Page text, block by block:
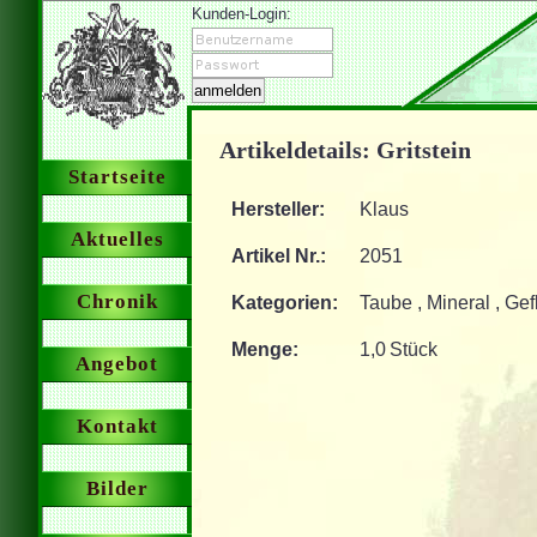
Kunden-Login:
Startseite
Aktuelles
Chronik
Angebot
Kontakt
Bilder
Artikeldetails: Gritstein
Hersteller: Klaus
Artikel Nr.: 2051
Kategorien: Taube , Mineral ,
Menge: 1,0 Stück